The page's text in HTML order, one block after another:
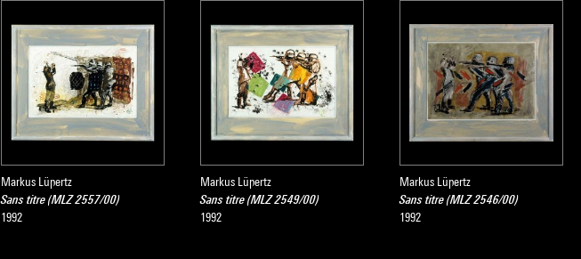
Markus Lüpertz
Sans titre (MLZ 2557/00)
1992
Markus Lüpertz
Sans titre (MLZ 2549/00)
1992
Markus Lüpertz
Sans titre (MLZ 2546/00)
1992